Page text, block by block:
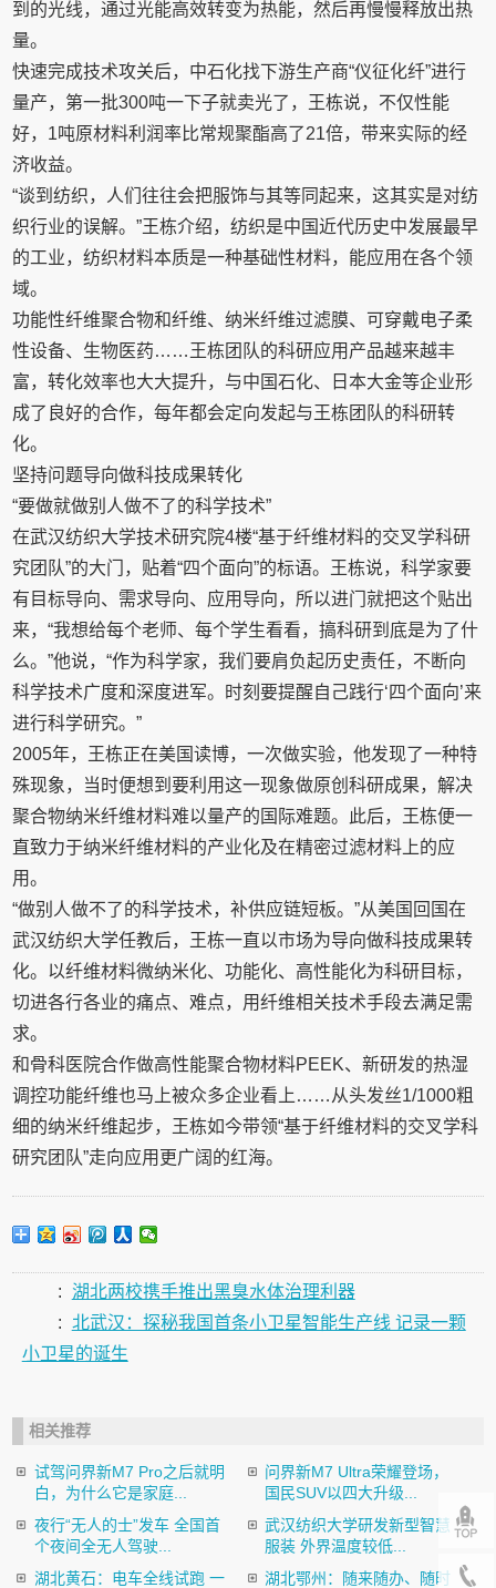
到的光线，通过光能高效转变为热能，然后再慢慢释放出热
量。
快速完成技术攻关后，中石化找下游生产商“仪征化纤”进行
量产，第一批300吨一下子就卖光了，王栋说，不仅性能
好，1吨原材料利润率比常规聚酯高了21倍，带来实际的经
济收益。
“谈到纺织，人们往往会把服饰与其等同起来，这其实是对纺
织行业的误解。”王栋介绍，纺织是中国近代历史中发展最早
的工业，纺织材料本质是一种基础性材料，能应用在各个领
域。
功能性纤维聚合物和纤维、纳米纤维过滤膜、可穿戴电子柔
性设备、生物医药……王栋团队的科研应用产品越来越丰
富，转化效率也大大提升，与中国石化、日本大金等企业形
成了良好的合作，每年都会定向发起与王栋团队的科研转
化。
坚持问题导向做科技成果转化
“要做就做别人做不了的科学技术”
在武汉纺织大学技术研究院4楼“基于纤维材料的交叉学科研
究团队”的大门，贴着“四个面向”的标语。王栋说，科学家要
有目标导向、需求导向、应用导向，所以进门就把这个贴出
来，“我想给每个老师、每个学生看看，搞科研到底是为了什
么。”他说，“作为科学家，我们要肩负起历史责任，不断向
科学技术广度和深度进军。时刻要提醒自己践行‘四个面向’来
进行科学研究。”
2005年，王栋正在美国读博，一次做实验，他发现了一种特
殊现象，当时便想到要利用这一现象做原创科研成果，解决
聚合物纳米纤维材料难以量产的国际难题。此后，王栋便一
直致力于纳米纤维材料的产业化及在精密过滤材料上的应
用。
“做别人做不了的科学技术，补供应链短板。”从美国回国在
武汉纺织大学任教后，王栋一直以市场为导向做科技成果转
化。以纤维材料微纳米化、功能化、高性能化为科研目标，
切进各行各业的痛点、难点，用纤维相关技术手段去满足需
求。
和骨科医院合作做高性能聚合物材料PEEK、新研发的热湿
调控功能纤维也马上被众多企业看上……从头发丝1/1000粗
细的纳米纤维起步，王栋如今带领“基于纤维材料的交叉学科
研究团队”走向应用更广阔的红海。
: 湖北两校携手推出黑臭水体治理利器
: 北武汉：探秘我国首条小卫星智能生产线 记录一颗
小卫星的诞生
相关推荐
试驾问界新M7 Pro之后就明
白，为什么它是家庭...
问界新M7 Ultra荣耀登场，
国民SUV以四大升级...
夜行“无人的士”发车 全国首
个夜间全无人驾驶...
武汉纺织大学研发新型智慧
服装 外界温度较低...
湖北黄石：电车全线试跑 一
湖北鄂州：随来随办、随时